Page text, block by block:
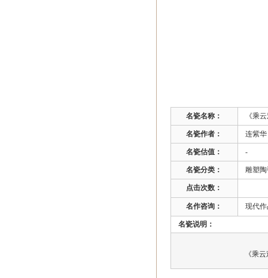
名瓷名称： 《乘云
名瓷作者： 连紫华
名瓷估值： -
名瓷分类： 雕塑陶
点击次数：
名作咨询： 现代作
名瓷说明：
《乘